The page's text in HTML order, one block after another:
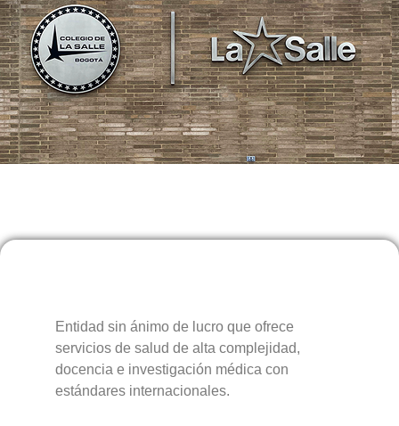
Entidad sin ánimo de lucro que ofrece
servicios de salud de alta complejidad,
docencia e investigación médica con
estándares internacionales.